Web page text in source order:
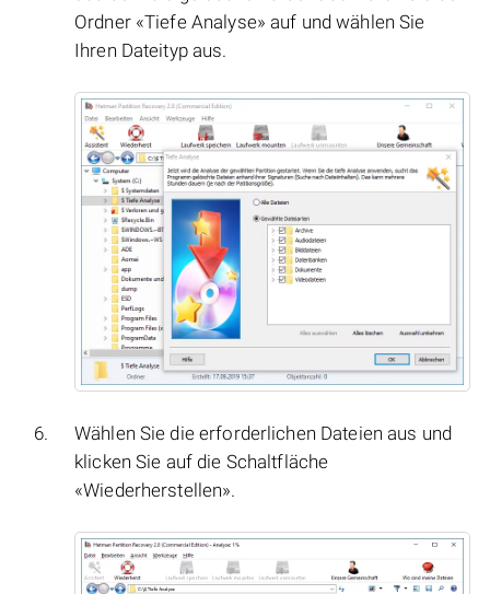
Ordner «Tiefe Analyse» auf und wählen Sie
Ihren Dateityp aus.
Wählen Sie die erforderlichen Dateien aus und
klicken Sie auf die Schaltfläche
«Wiederherstellen».